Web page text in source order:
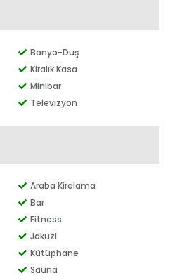
Banyo-Duş
Kiralık Kasa
Minibar
Televizyon
Araba Kiralama
Bar
Fitness
Jakuzi
Kütüphane
Sauna